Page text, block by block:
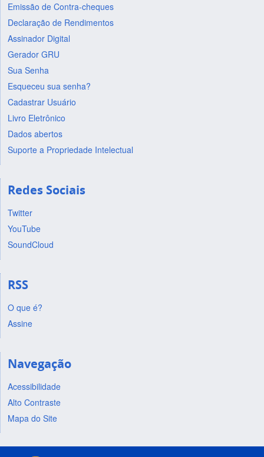
Emissão de Contra-cheques
Declaração de Rendimentos
Assinador Digital
Gerador GRU
Sua Senha
Esqueceu sua senha?
Cadastrar Usuário
Livro Eletrônico
Dados abertos
Suporte a Propriedade Intelectual
Redes Sociais
Twitter
YouTube
SoundCloud
RSS
O que é?
Assine
Navegação
Acessibilidade
Alto Contraste
Mapa do Site